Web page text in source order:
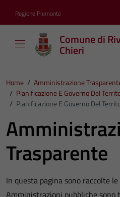
Regione Piemonte
Comune di
Chieri
Home / Amministrazione
/ Pianificazione E Governo Del
/ Pianificazione E Governo Del
Trasparente
In questa pagina sono raccolte
Amministrazioni pubbliche sono